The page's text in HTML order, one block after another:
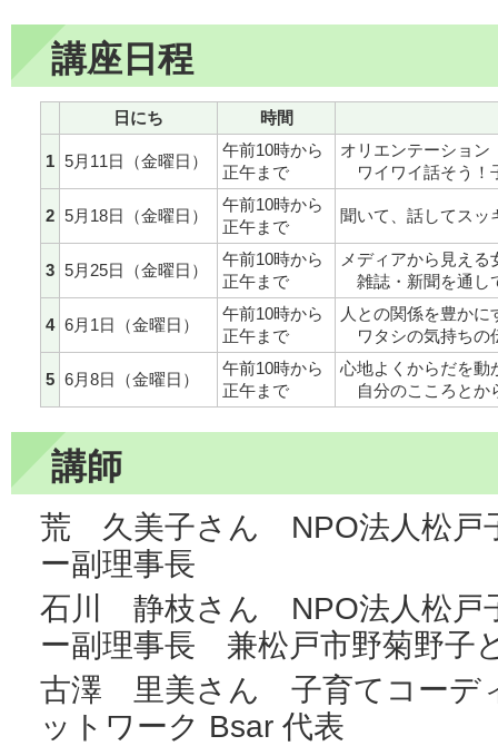
講座日程
日にち 時間
1 5月11日（金曜日）
午前10時から
正午まで
オリエンテーション
ワイワイ話そう！
2 5月18日（金曜日）
午前10時から
正午まで
聞いて、話してスッ
3 5月25日（金曜日）
午前10時から
正午まで
メディアから見える
雑誌・新聞を通し
4 6月1日（金曜日）
午前10時から
正午まで
人との関係を豊か
ワタシの気持ちの
5 6月8日（金曜日）
午前10時から
正午まで
心地よくからだを動
自分のこころとか
講師
荒 久美子さん NPO法人松戸
ー副理事長
石川 静枝さん NPO法人松戸
ー副理事長 兼松戸市野菊野子
古澤 里美さん 子育てコーデ
ットワーク Bsar 代表